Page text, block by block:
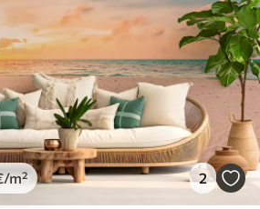
/m² 2